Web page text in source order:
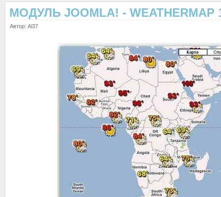
МОДУЛЬ JOOMLA! - WEATHERMAP
Автор: Al37